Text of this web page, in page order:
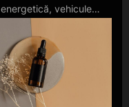
energetică, vehicule
electrice și tehnologii
inovatoare